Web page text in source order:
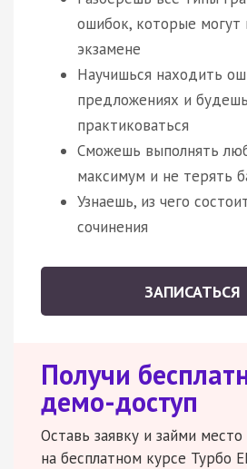
ошибок, которые могут
экзамене
Научишься находить
предложениях и
практиковаться
Сможешь выполнять
максимум и не терять
Узнаешь, из чего
сочинения
ЗАПИСАТЬСЯ
Получи
демо-доступ
Оставь заявку и займи место
на бесплатном курсе Турбо